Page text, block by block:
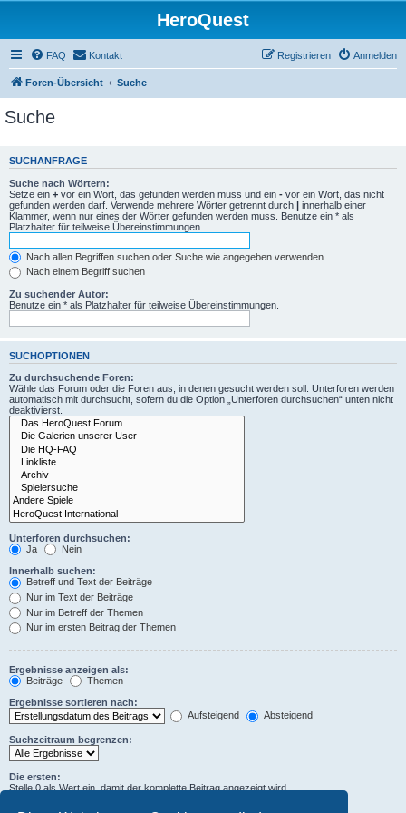
HeroQuest
FAQ Kontakt Anmelden
Registrieren
Foren-Übersicht Suche
Suche
SUCHANFRAGE
Suche nach Wörtern:
Setze ein + vor ein Wort, das gefunden werden muss und ein - vor ein Wort, das nicht
gefunden werden darf. Verwende mehrere Wörter getrennt durch | innerhalb einer
Klammer, wenn nur eines der Wörter gefunden werden muss. Benutze ein * als
Platzhalter für teilweise Übereinstimmungen.
Nach allen Begriffen suchen oder Suche wie angegeben verwenden
Nach einem Begriff suchen
Zu suchender Autor:
Benutze ein * als Platzhalter für teilweise Übereinstimmungen.
SUCHOPTIONEN
Zu durchsuchende Foren:
Wähle das Forum oder die Foren aus, in denen gesucht werden soll. Unterforen werden
automatisch mit durchsucht, sofern du die Option „Unterforen durchsuchen“ unten nicht
deaktivierst.
Unterforen durchsuchen:
Ja
Nein
Innerhalb suchen:
Betreff und Text der Beiträge
Nur im Text der Beiträge
Nur im Betreff der Themen
Nur im ersten Beitrag der Themen
Ergebnisse anzeigen als:
Beiträge
Themen
Ergebnisse sortieren nach:
Aufsteigend
Absteigend
Suchzeitraum begrenzen:
Die ersten:
Stelle 0 als Wert ein, damit der komplette Beitrag angezeigt wird.